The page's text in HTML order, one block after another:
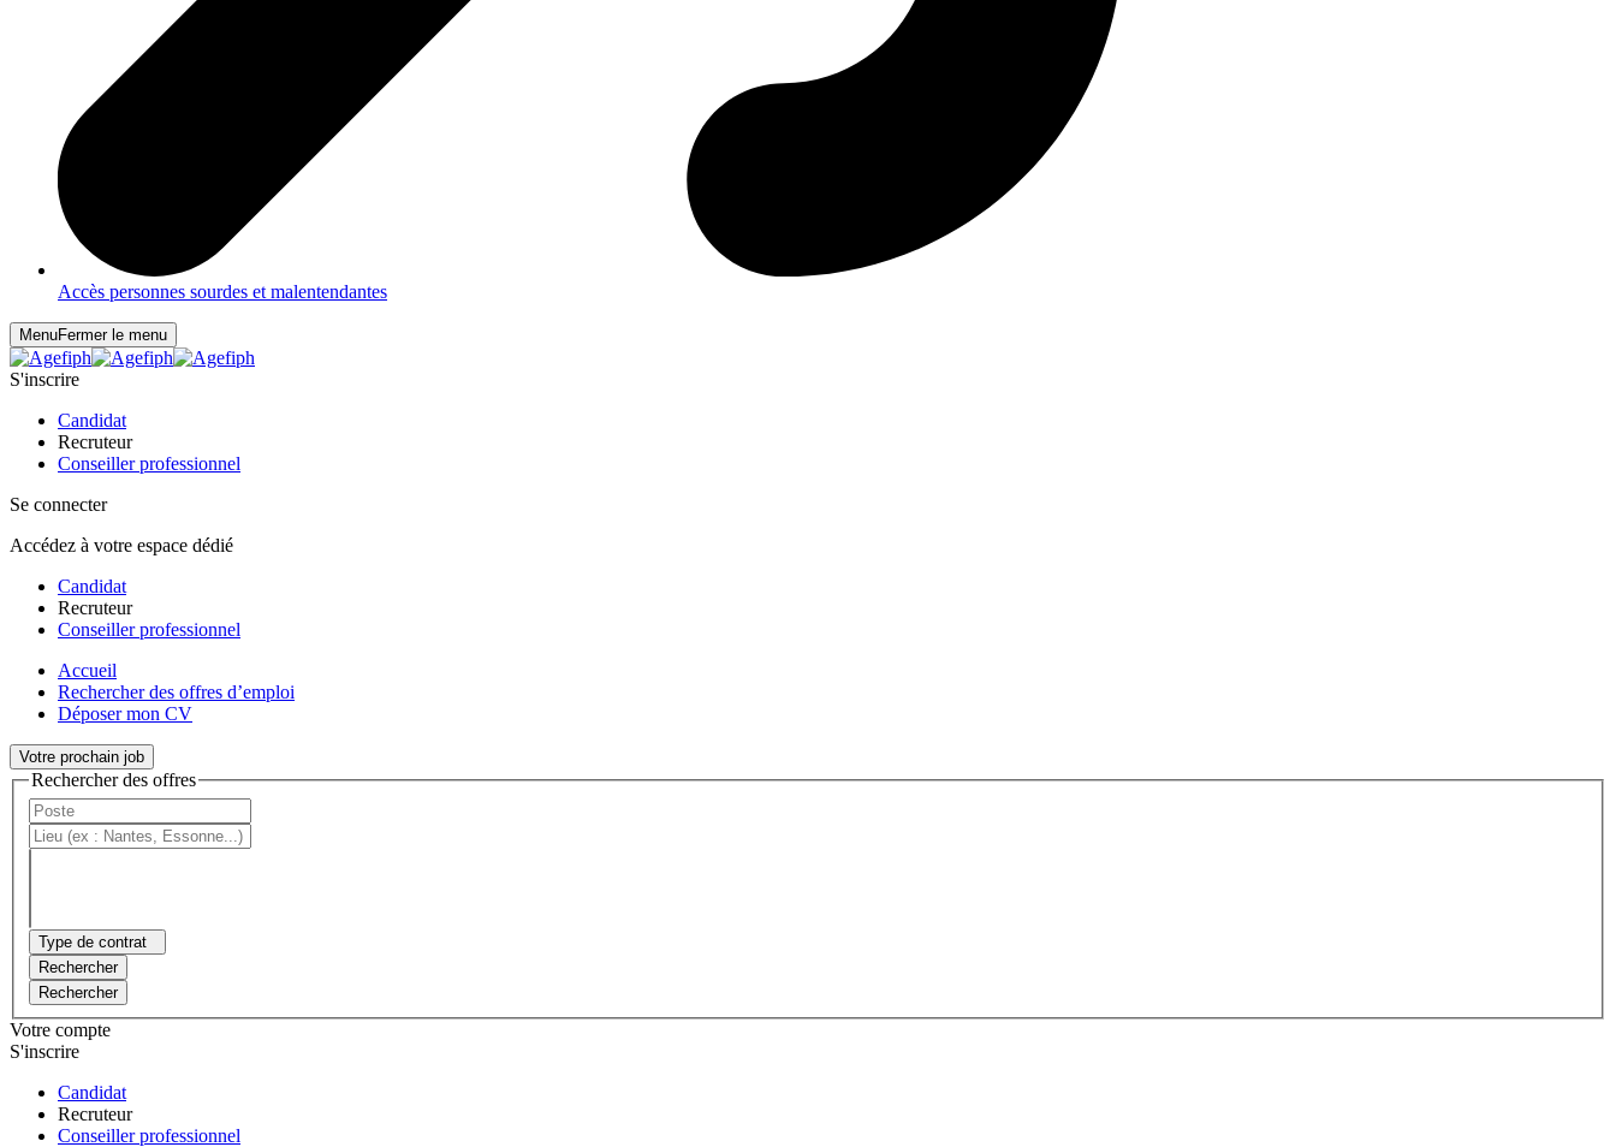
Accès personnes sourdes et malentendantes
MenuFermer le menu
S'inscrire
Candidat
Recruteur
Conseiller professionnel
Se connecter
Accédez à votre espace dédié
Candidat
Recruteur
Conseiller professionnel
Accueil
Rechercher des offres d’emploi
Déposer mon CV
Votre prochain job
Rechercher des offres
Type de contrat
Rechercher
Rechercher
Votre compte
S'inscrire
Candidat
Recruteur
Conseiller professionnel